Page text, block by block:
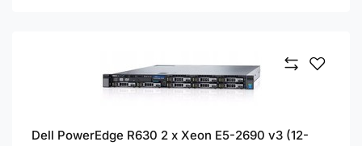
Dell PowerEdge R630 2 x Xeon E5-2690 v3 (12-